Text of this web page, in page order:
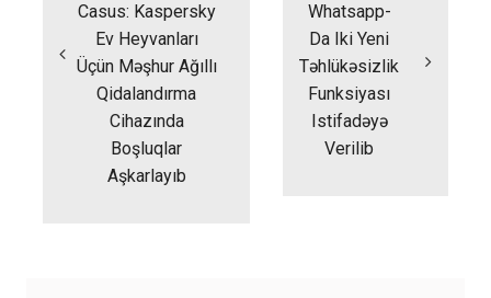
Casus: Kaspersky
Ev Heyvanları
Üçün Məşhur Ağıllı
Qidalandırma
Cihazında
Boşluqlar
Aşkarlayıb
Whatsapp-
Da Iki Yeni
Təhlükəsizlik
Funksiyası
Istifadəyə
Verilib